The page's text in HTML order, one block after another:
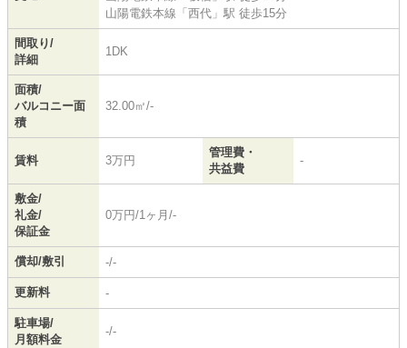
山陽電鉄本線 「 西代 」駅 徒歩15分
間取り/
詳細
1DK
面積/
バルコニー面
積
32.00㎡/-
賃料 3万円
管理費・
共益費
-
敷金/
礼金/
保証金
0万円/1ヶ月/-
償却/敷引 -/-
更新料 -
駐車場/
月額料金
-/-